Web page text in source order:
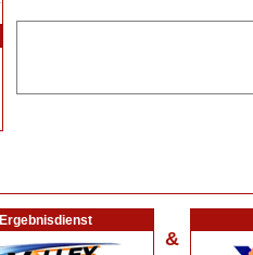
Ergebnisdienst
&